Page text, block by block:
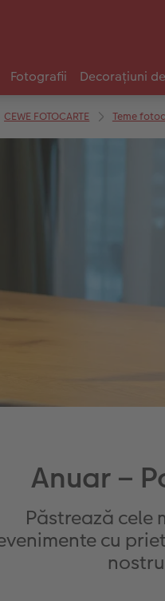
Fotografii Decorațiuni
CEWE FOTOCARTE Teme
Anuar –
Păstrează cele
cu